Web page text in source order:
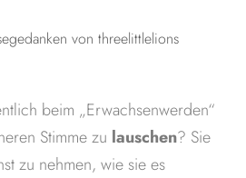
beim „Erwachsenwerden“
Stimme zu lauschen? Sie
zu nehmen, wie sie es